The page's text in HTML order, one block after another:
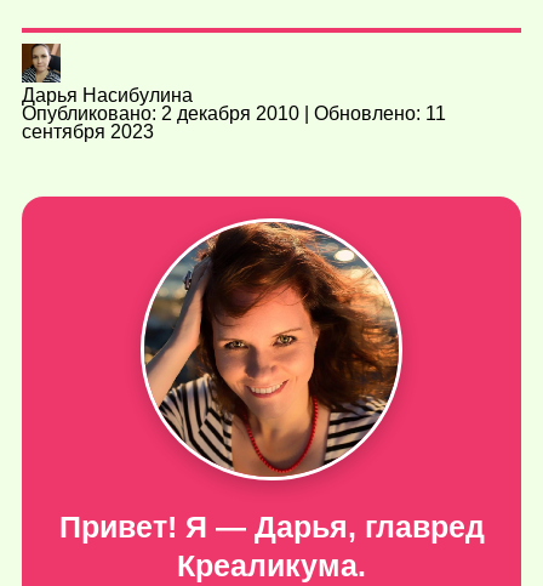
Дарья Насибулина
Опубликовано: 2 декабря 2010 | Обновлено: 11
сентября 2023
Привет! Я — Дарья, главред
Креаликума.